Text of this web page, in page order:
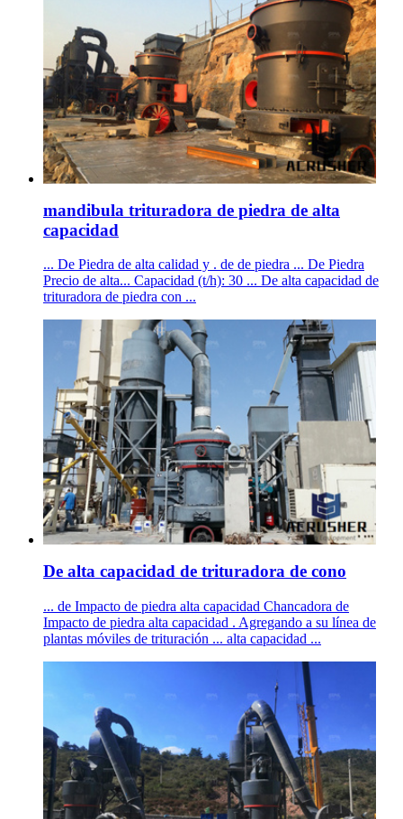
mandibula trituradora de piedra de alta
capacidad
... De Piedra de alta calidad y . de de piedra ... De Piedra
Precio de alta... Capacidad (t/h): 30 ... De alta capacidad de
trituradora de piedra con ...
De alta capacidad de trituradora de cono
... de Impacto de piedra alta capacidad Chancadora de
Impacto de piedra alta capacidad . Agregando a su línea de
plantas móviles de trituración ... alta capacidad ...